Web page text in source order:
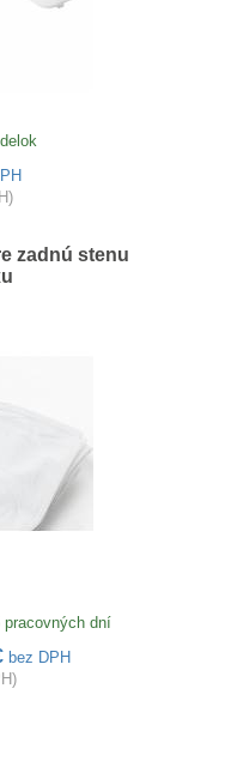
zadnú stenu
pracovných dní
bez DPH